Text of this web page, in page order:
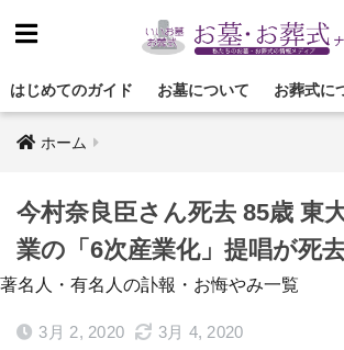
はじめてのガイド お墓について お葬式に
ホーム
今村奈良臣さん死去 85歳 東
業の「6次産業化」提唱が死
著名人・有名人の訃報・お悔やみ一覧
3月 2, 2020 3月 4, 2020